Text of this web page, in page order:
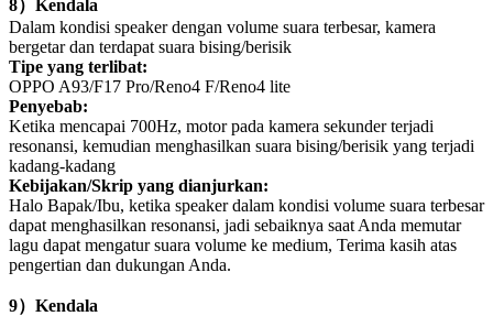
8） Kendala
Dalam kondisi speaker dengan volume suara terbesar, kamera
bergetar dan terdapat suara bising/berisik
Tipe yang terlibat:
OPPO A93/F17 Pro/Reno4 F/Reno4 lite
Penyebab:
Ketika mencapai 700Hz, motor pada kamera sekunder terjadi
resonansi, kemudian menghasilkan suara bising/berisik yang terjadi
kadang-kadang
Kebijakan/Skrip yang dianjurkan:
Halo Bapak/Ibu, ketika speaker dalam kondisi volume suara terbesar
dapat menghasilkan resonansi, jadi sebaiknya saat Anda memutar
lagu dapat mengatur suara volume ke medium, Terima kasih atas
pengertian dan dukungan Anda.
9） Kendala